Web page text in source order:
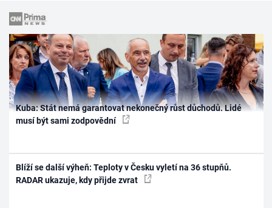
Kuba: Stát nemá garantovat nekonečný růst důchodů. Lidé
musí být sami zodpovědní
Blíží se další výheň: Teploty v Česku vyletí na 36 stupňů.
RADAR ukazuje, kdy přijde zvrat